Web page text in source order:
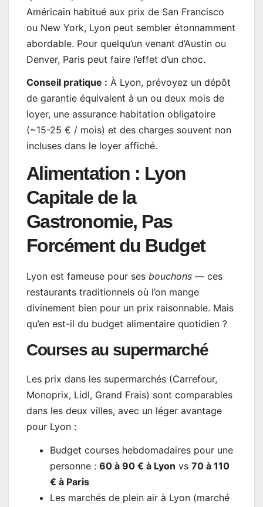
Américain habitué aux prix de San Francisco
ou New York, Lyon peut sembler étonnamment
abordable. Pour quelqu’un venant d’Austin ou
Denver, Paris peut faire l’effet d’un choc.
Conseil pratique : À Lyon, prévoyez un dépôt
de garantie équivalent à un ou deux mois de
loyer, une assurance habitation obligatoire
(~15-25 € / mois) et des charges souvent non
incluses dans le loyer affiché.
Alimentation : Lyon
Capitale de la
Gastronomie, Pas
Forcément du Budget
Lyon est fameuse pour ses bouchons — ces
restaurants traditionnels où l’on mange
divinement bien pour un prix raisonnable. Mais
qu’en est-il du budget alimentaire quotidien ?
Courses au supermarché
Les prix dans les supermarchés (Carrefour,
Monoprix, Lidl, Grand Frais) sont comparables
dans les deux villes, avec un léger avantage
pour Lyon :
Budget courses hebdomadaires pour une
personne : 60 à 90 € à Lyon vs 70 à 110
€ à Paris
Les marchés de plein air à Lyon (marché